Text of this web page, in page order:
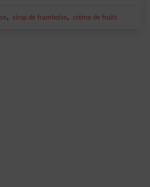
, sirop de framboise, crème de fruits